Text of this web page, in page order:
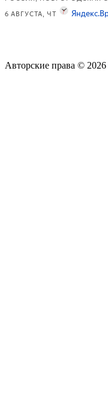
Авторские права © 2026